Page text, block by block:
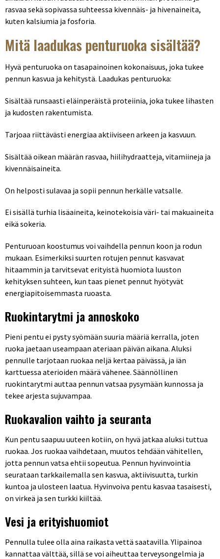
rasvaa sekä sopivassa suhteessa kivennäis- ja hivenaineita,
kuten kalsiumia ja fosforia.
Mitä laadukas penturuoka sisältää?
Hyvä penturuoka on tasapainoinen kokonaisuus, joka tukee
pennun kasvua ja kehitystä. Laadukas penturuoka:
Sisältää runsaasti eläinperäistä proteiinia, joka tukee lihasten
ja kudosten rakentumista.
Tarjoaa riittävästi energiaa aktiiviseen arkeen ja kasvuun.
Sisältää oikean määrän rasvaa, hiilihydraatteja, vitamiineja ja
kivennäisaineita.
On helposti sulavaa ja sopii pennun herkälle vatsalle.
Ei sisällä turhia lisäaineita, keinotekoisia väri- tai makuaineita
eikä sokeria.
Penturuoan koostumus voi vaihdella pennun koon ja rodun
mukaan. Esimerkiksi suurten rotujen pennut kasvavat
hitaammin ja tarvitsevat erityistä huomiota luuston
kehityksen suhteen, kun taas pienet pennut hyötyvät
energiapitoisemmasta ruoasta.
Ruokintarytmi ja annoskoko
Pieni pentu ei pysty syömään suuria määriä kerralla, joten
ruoka jaetaan useampaan ateriaan päivän aikana. Aluksi
pennulle tarjotaan ruokaa neljä kertaa päivässä, ja iän
karttuessa aterioiden määrä vähenee. Säännöllinen
ruokintarytmi auttaa pennun vatsaa pysymään kunnossa ja
tekee arjesta sujuvampaa.
Ruokavalion vaihto ja seuranta
Kun pentu saapuu uuteen kotiin, on hyvä jatkaa aluksi tuttua
ruokaa. Jos ruokaa vaihdetaan, muutos tehdään vähitellen,
jotta pennun vatsa ehtii sopeutua. Pennun hyvinvointia
seurataan tarkkailemalla sen kasvua, aktiivisuutta, turkin
kuntoa ja ulosteen laatua. Hyvinvoiva pentu kasvaa tasaisesti,
on virkeä ja sen turkki kiiltää.
Vesi ja erityishuomiot
Pennulla tulee olla aina raikasta vettä saatavilla. Ylipainoa
kannattaa välttää, sillä se voi aiheuttaa terveysongelmia ja